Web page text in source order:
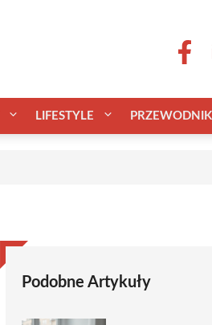
LIFESTYLE PRZEWODNIK
Podobne Artykuły